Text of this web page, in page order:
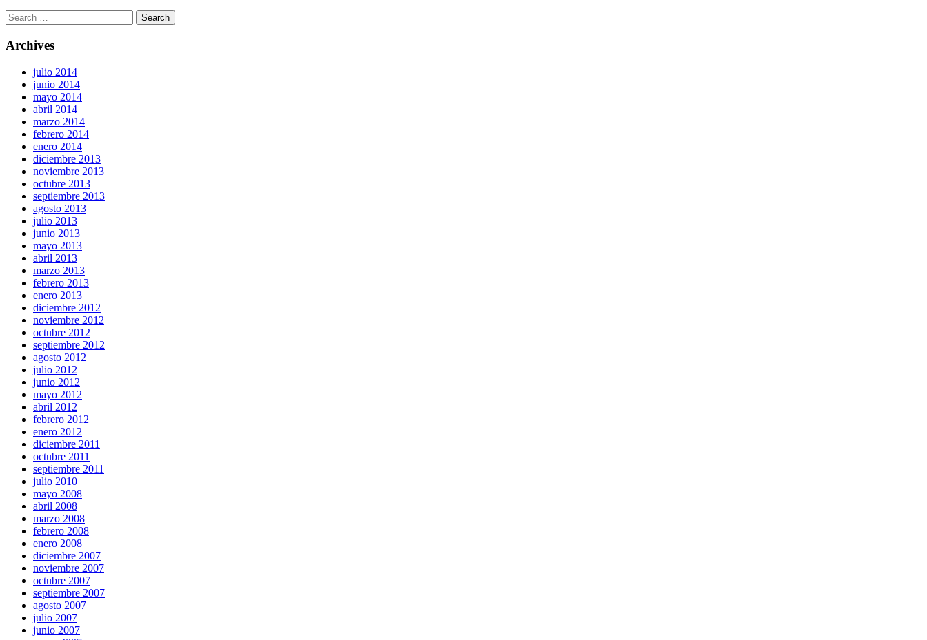
Archives
julio 2014
junio 2014
mayo 2014
abril 2014
marzo 2014
febrero 2014
enero 2014
diciembre 2013
noviembre 2013
octubre 2013
septiembre 2013
agosto 2013
julio 2013
junio 2013
mayo 2013
abril 2013
marzo 2013
febrero 2013
enero 2013
diciembre 2012
noviembre 2012
octubre 2012
septiembre 2012
agosto 2012
julio 2012
junio 2012
mayo 2012
abril 2012
febrero 2012
enero 2012
diciembre 2011
octubre 2011
septiembre 2011
julio 2010
mayo 2008
abril 2008
marzo 2008
febrero 2008
enero 2008
diciembre 2007
noviembre 2007
octubre 2007
septiembre 2007
agosto 2007
julio 2007
junio 2007